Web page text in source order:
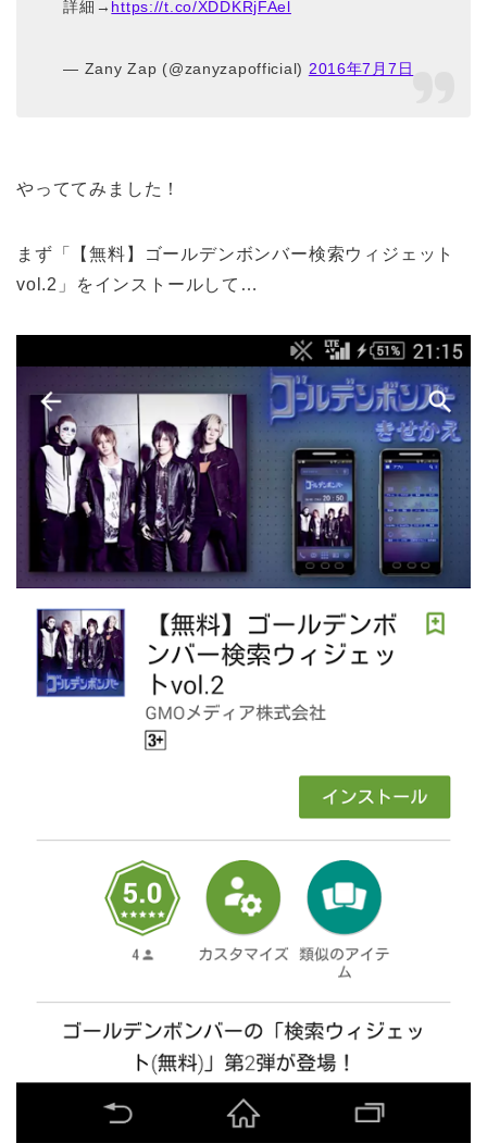
詳細→ https://t.co/XDDKRjFAel
— Zany Zap (@zanyzapofficial) 2016年7月7日
やっててみました！
まず「【無料】ゴールデンボンバー検索ウィジェット
vol.2」をインストールして…